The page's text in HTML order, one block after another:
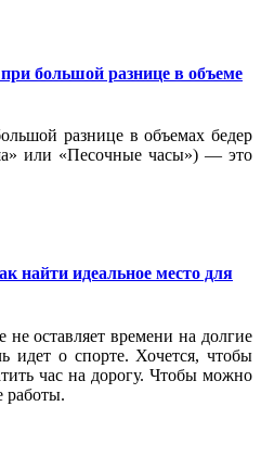
большой разнице в объеме
разнице в объемах бедер
или «Песочные часы») — это
найти идеальное место для
оставляет времени на долгие
идет о спорте. Хочется, чтобы
час на дорогу. Чтобы можно
работы.